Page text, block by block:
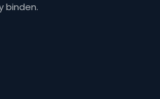
binden.